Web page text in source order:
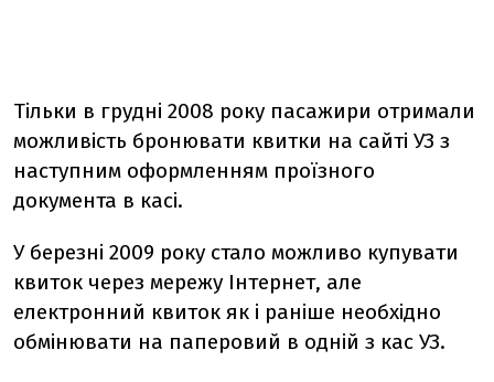
Тільки в грудні 2008 року пасажири отримали
можливість бронювати квитки на сайті УЗ з
наступним оформленням проїзного
документа в касі.
У березні 2009 року стало можливо купувати
квиток через мережу Інтернет, але
електронний квиток як і раніше необхідно
обмінювати на паперовий в одній з кас УЗ.